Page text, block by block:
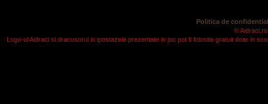
Politica de
©
Logo-ul Aidraci si dracusorul in ipostazele prezentate in joc pot fi folosite gratuit doar in